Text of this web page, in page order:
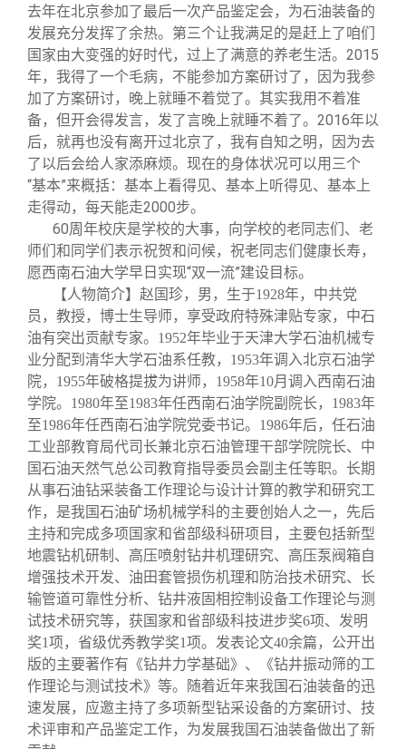
去年在北京参加了最后一次产品鉴定会，为石油装备的
发展充分发挥了余热。第三个让我满足的是赶上了咱们
国家由大变强的好时代，过上了满意的养老生活。2015
年，我得了一个毛病，不能参加方案研讨了，因为我参
加了方案研讨，晚上就睡不着觉了。其实我用不着准
备，但开会得发言，发了言晚上就睡不着了。2016年以
后，就再也没有离开过北京了，我有自知之明，因为去
了以后会给人家添麻烦。现在的身体状况可以用三个
“基本”来概括：基本上看得见、基本上听得见、基本上
走得动，每天能走2000步。
60周年校庆是学校的大事，向学校的老同志们、老
师们和同学们表示祝贺和问候，祝老同志们健康长寿，
愿西南石油大学早日实现“双一流”建设目标。
【人物简介】赵国珍，男，生于1928年，中共党
员，教授，博士生导师，享受政府特殊津贴专家，中石
油有突出贡献专家。1952年毕业于天津大学石油机械专
业分配到清华大学石油系任教，1953年调入北京石油学
院，1955年破格提拔为讲师，1958年10月调入西南石油
学院。1980年至1983年任西南石油学院副院长，1983年
至1986年任西南石油学院党委书记。1986年后，任石油
工业部教育局代司长兼北京石油管理干部学院院长、中
国石油天然气总公司教育指导委员会副主任等职。长期
从事石油钻采装备工作理论与设计计算的教学和研究工
作，是我国石油矿场机械学科的主要创始人之一，先后
主持和完成多项国家和省部级科研项目，主要包括新型
地震钻机研制、高压喷射钻井机理研究、高压泵阀箱自
增强技术开发、油田套管损伤机理和防治技术研究、长
输管道可靠性分析、钻井液固相控制设备工作理论与测
试技术研究等，获国家和省部级科技进步奖6项、发明
奖1项，省级优秀教学奖1项。发表论文40余篇，公开出
版的主要著作有《钻井力学基础》、《钻井振动筛的工
作理论与测试技术》等。随着近年来我国石油装备的迅
速发展，应邀主持了多项新型钻采设备的方案研讨、技
术评审和产品鉴定工作，为发展我国石油装备做出了新